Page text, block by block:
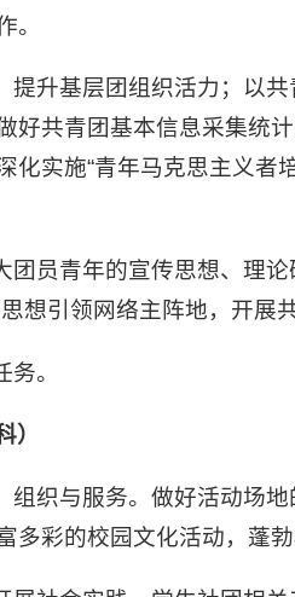
。
提升基层团组织活力；以
好共青团基本信息采集统
化实施“青年马克思主义者
员青年的宣传思想、理
想引领网络主阵地，开展
。
）
组织与服务。做好活动场
多彩的校园文化活动，蓬勃